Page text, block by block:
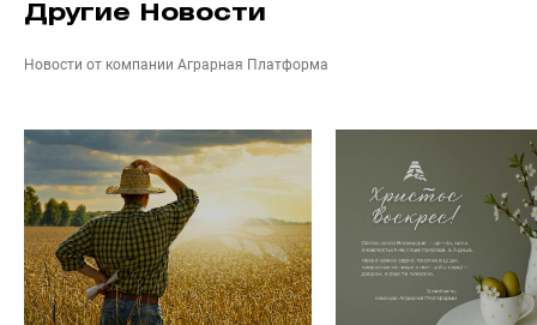
Другие Новости
Новости от компании Аграрная Платформа